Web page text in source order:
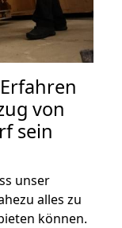
von
sein
unser
alles zu
können.